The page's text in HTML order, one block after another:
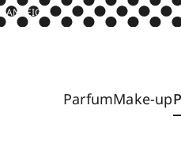
ANZEIGE
ParfumMake-up